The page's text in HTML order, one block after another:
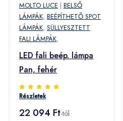
MOLTO LUCE | BELSŐ
LÁMPÁK, BEÉPÍTHETŐ SPOT
LÁMPÁK, SÜLLYESZTETT
FALI LÁMPÁK,
LED fali beép. lámpa
Pan, fehér
Részletek
22 094 Ft-tól